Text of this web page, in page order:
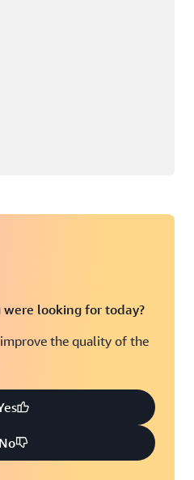
looking for today?
the quality of the
No